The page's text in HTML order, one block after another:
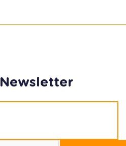
Newsletter